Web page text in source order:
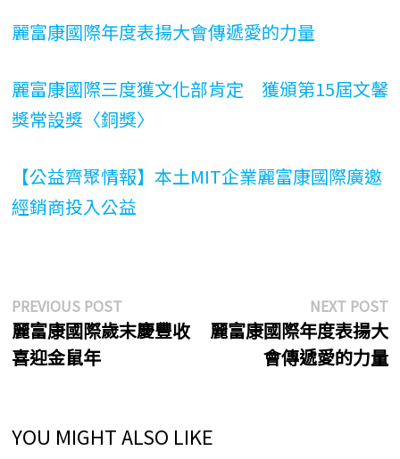
麗富康國際年度表揚大會傳遞愛的力量
麗富康國際三度獲文化部肯定 獲頒第15屆文馨
獎常設獎〈銅獎〉
【公益齊聚情報】本土MIT企業麗富康國際廣邀
經銷商投入公益
文
章
導
PREVIOUS POSTPrevious
post:
麗富康國際歲末慶豐收
喜迎金鼠年
NEXT POST
麗富康國際年度表揚大
會傳遞愛的力量
YOU MIGHT ALSO LIKE